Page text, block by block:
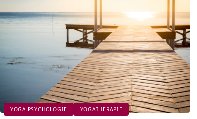
YOGA PSYCHOLOGIE YOGATHERAPIE